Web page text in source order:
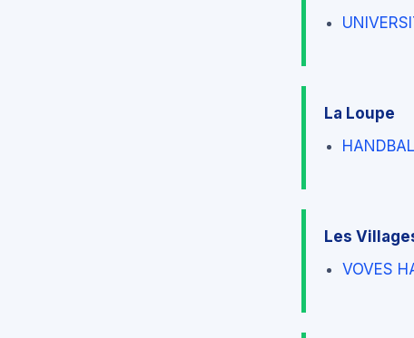
La Loupe
Les
VOVES